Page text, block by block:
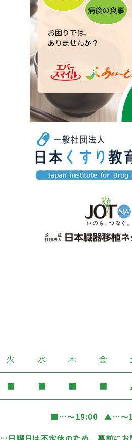
火 水 木 金
■ ■ ■ ■
■…〜19:00 ▲…〜